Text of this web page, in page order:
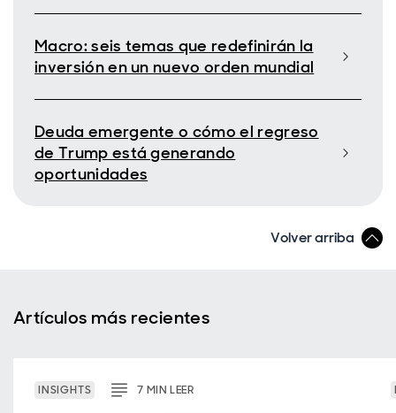
Macro: seis temas que redefinirán la
inversión en un nuevo orden mundial
Deuda emergente o cómo el regreso
de Trump está generando
oportunidades
Volver arriba
Artículos más recientes
INSIGHTS 7 MINLEER